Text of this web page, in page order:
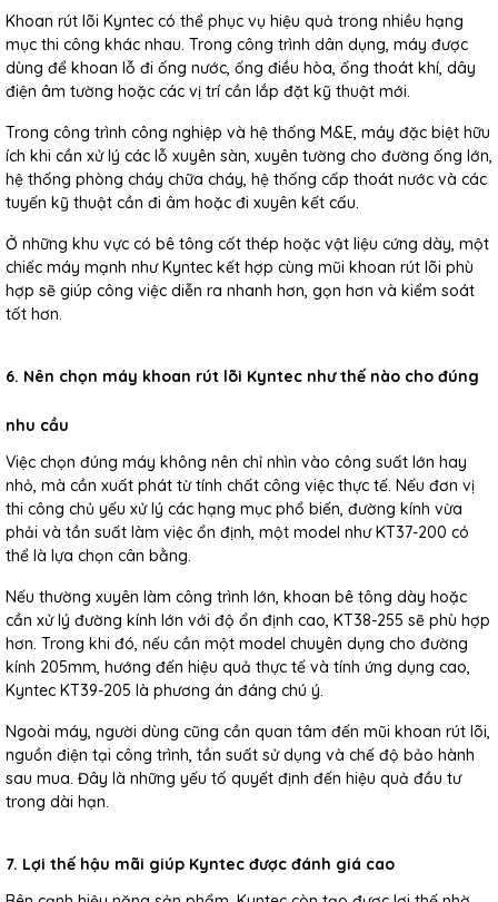
Khoan rút lõi Kyntec có thể phục vụ hiệu quả trong nhiều hạng
mục thi công khác nhau. Trong công trình dân dụng, máy được
dùng để khoan lỗ đi ống nước, ống điều hòa, ống thoát khí, dây
điện âm tường hoặc các vị trí cần lắp đặt kỹ thuật mới.
Trong công trình công nghiệp và hệ thống M&E, máy đặc biệt hữu
ích khi cần xử lý các lỗ xuyên sàn, xuyên tường cho đường ống lớn,
hệ thống phòng cháy chữa cháy, hệ thống cấp thoát nước và các
tuyến kỹ thuật cần đi âm hoặc đi xuyên kết cấu.
Ở những khu vực có bê tông cốt thép hoặc vật liệu cứng dày, một
chiếc máy mạnh như Kyntec kết hợp cùng mũi khoan rút lõi phù
hợp sẽ giúp công việc diễn ra nhanh hơn, gọn hơn và kiểm soát
tốt hơn.
6. Nên chọn máy khoan rút lõi Kyntec như thế nào cho đúng
nhu cầu
Việc chọn đúng máy không nên chỉ nhìn vào công suất lớn hay
nhỏ, mà cần xuất phát từ tính chất công việc thực tế. Nếu đơn vị
thi công chủ yếu xử lý các hạng mục phổ biến, đường kính vừa
phải và tần suất làm việc ổn định, một model như KT37-200 có
thể là lựa chọn cân bằng.
Nếu thường xuyên làm công trình lớn, khoan bê tông dày hoặc
cần xử lý đường kính lớn với độ ổn định cao, KT38-255 sẽ phù hợp
hơn. Trong khi đó, nếu cần một model chuyên dụng cho đường
kính 205mm, hướng đến hiệu quả thực tế và tính ứng dụng cao,
Kyntec KT39-205 là phương án đáng chú ý.
Ngoài máy, người dùng cũng cần quan tâm đến mũi khoan rút lõi,
nguồn điện tại công trình, tần suất sử dụng và chế độ bảo hành
sau mua. Đây là những yếu tố quyết định đến hiệu quả đầu tư
trong dài hạn.
7. Lợi thế hậu mãi giúp Kyntec được đánh giá cao